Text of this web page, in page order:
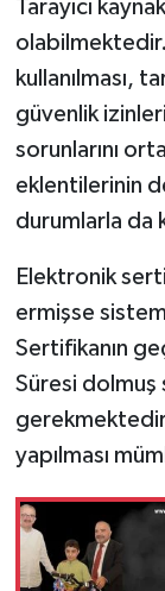
Tarayıcı
olabilmektedir.
kullanılması,
güvenlik
sorunlarını
eklentilerinin
durumlarla da
Elektronik
ermişse
Sertifikanın
Süresi dolmuş
yapılması